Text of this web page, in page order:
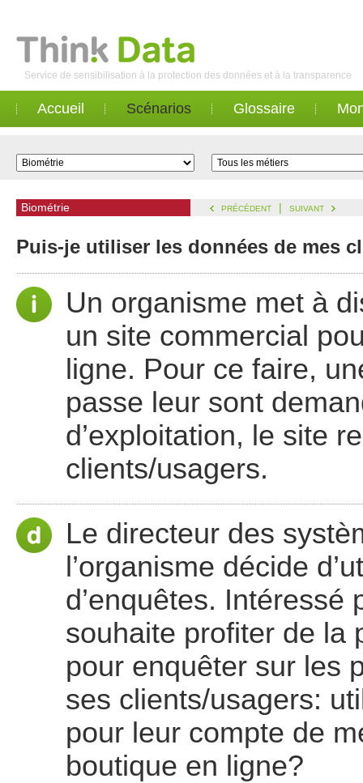
Service de sensibilisation à la protection des données et à la transparence
Accueil Scénarios Glossaire
Biométrie PRÉCÉDENT | SUIVANT
Puis-je utiliser les données de mes
Un organisme met à
un site commercial
ligne. Pour ce faire,
passe leur sont
d’exploitation, le site
clients/usagers.
Le directeur des
l’organisme décide
d’enquêtes.
souhaite profiter de la
pour enquêter sur les
ses clients/usagers:
pour leur compte de
boutique en ligne?